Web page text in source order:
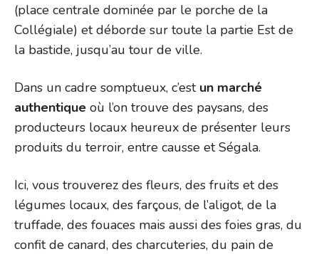
(place centrale dominée par le porche de la
Collégiale) et déborde sur toute la partie Est de
la bastide, jusqu’au tour de ville.
Dans un cadre somptueux, c’estun marché
authentique où l’on trouve des paysans, des
producteurs locaux heureux de présenter leurs
produits du terroir, entre causse et Ségala.
Ici, vous trouverez des fleurs, des fruits et des
légumes locaux, des farçous, de l’aligot, de la
truffade, des fouaces mais aussi des foies gras, du
confit de canard, des charcuteries, du pain de